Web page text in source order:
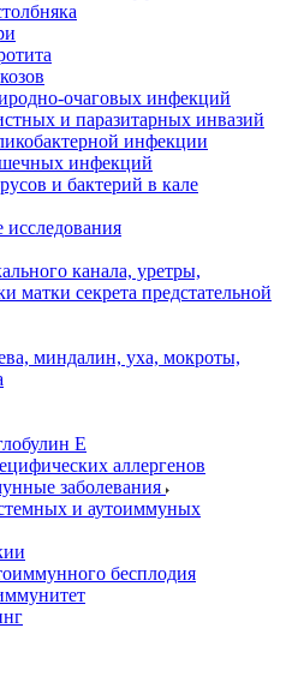
очаговых инфекций
и паразитарных инвазий
инфекции
инфекций
и бактерий в кале
исследования
канала, уретры,
матки секрета предстательной
миндалин, уха, мокроты,
Е
аллергенов
заболевания
и аутоиммуных
бесплодия